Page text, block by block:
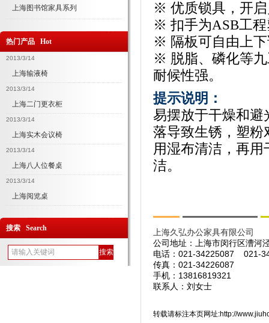
上海图书馆家具系列
热门产品 Hot
2013/3/14
上海输液椅
2013/3/14
上海二门更衣柜
2013/3/14
上海实木会议椅
2013/3/14
上海八人位餐桌
2013/3/14
上海阅览桌
搜索 Search
※ 优质锁具，开
※ 扣手为ASB工
※ 隔板可自由上
※ 脱脂、磷化等
耐候性强。
提示说明：
易摆放于干燥和避
落导致生锈，塑粉
用湿布清洁，再
洁。
上海久弘办公家具有限公司
公司地址：上海市闵行区漕河
电话： 021-34225087 021-
传真： 021-34226087
手机：13816819321
联系人：刘女士
转载请标注本页网址:http://